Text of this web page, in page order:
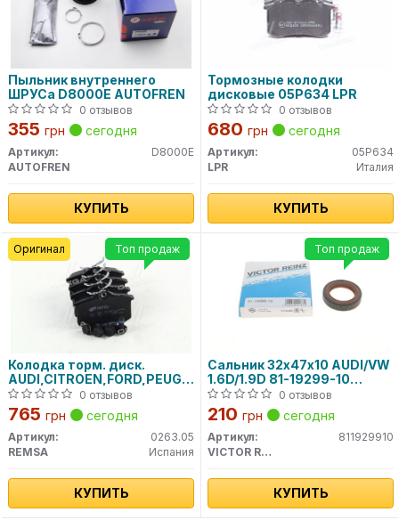
Пыльник внутреннего
ШРУСа D8000E AUTOFREN
0 отзывов
355 грн сегодня
Артикул:
D8000E
AUTOFREN
КУПИТЬ
Тормозные колодки
дисковые 05P634 LPR
0 отзывов
680 грн сегодня
Артикул:
05P634
LPR
Италия
КУПИТЬ
Колодка торм. диск.
AUDI,CITROEN,FORD,PEUGEOT,RENAULT,SEAT,SKODA,VW
задн. (пр-во REMSA)
0 отзывов
765 грн сегодня
Артикул:
0263.05
REMSA
Испания
КУПИТЬ
Топ продаж
Оригинал
Сальник 32х47х10 AUDI/VW
1.6D/1.9D 81-19299-10
VICTOR REINZ0 отзывов
210 грн сегодня
Артикул:
811929910
VICTOR REINZ
КУПИТЬ
Топ продаж